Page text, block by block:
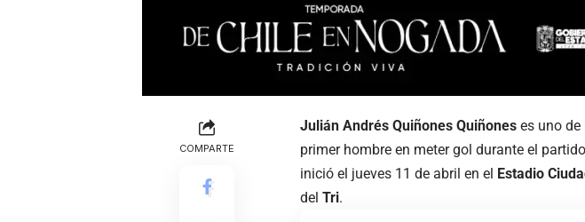
COMPARTE
Julián Andrés Quiñones Quiñones es uno
primer hombre en meter gol durante el
inició el jueves 11 de abril en el Estadio
del Tri.